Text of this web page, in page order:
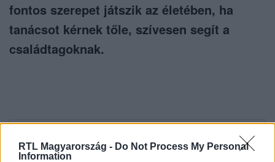
RTL Magyarország - Do Not Process My Personal
Information
fontos szerepet játszik az életében, ha
tanácsot kérnek tőle, szívesen segít a
családtagoknak.
legyen a Google-találatokban!